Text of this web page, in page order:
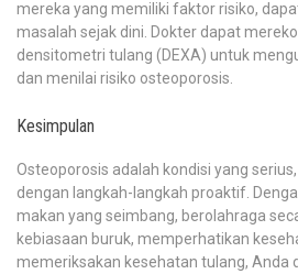
mereka yang memiliki faktor risiko,
masalah sejak dini. Dokter dapat
densitometri tulang (DEXA) untuk
dan menilai risiko osteoporosis.
Kesimpulan
Osteoporosis adalah kondisi yang
dengan langkah-langkah proaktif.
makan yang seimbang, berolahraga
kebiasaan buruk, memperhatikan
memeriksakan kesehatan tulang, Anda